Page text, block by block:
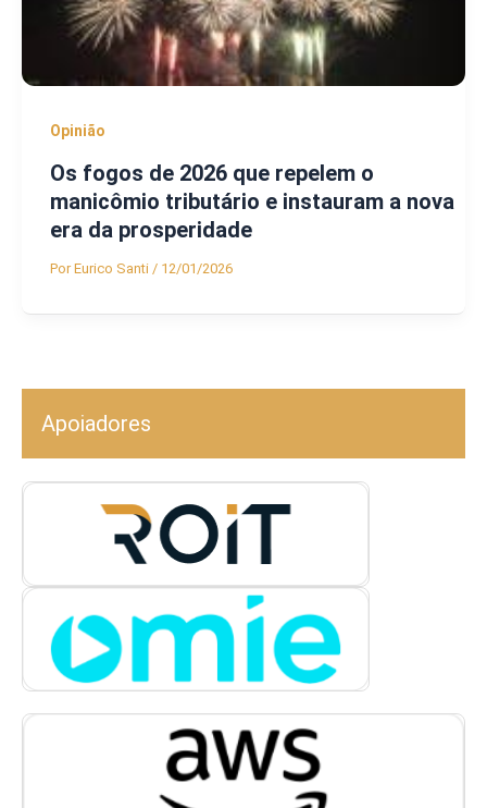
Opinião
Os fogos de 2026 que repelem o
manicômio tributário e instauram a nova
era da prosperidade
PorEurico Santi / 12/01/2026
Apoiadores